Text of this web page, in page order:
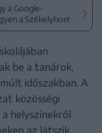
a Google-
a Székelyhon!
be a tanárok,
időszakban. A
közösségi
helyszínekről
az látszik,